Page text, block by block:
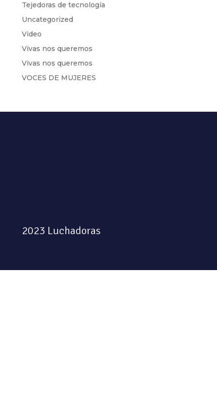
Tejedoras de tecnología
Uncategorized
Video
Vivas nos queremos
Vivas nos queremos
VOCES DE MUJERES
2023 Luchadoras